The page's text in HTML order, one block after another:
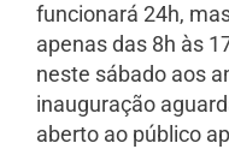
funcionará 24h,
apenas das 8h às
neste sábado aos
inauguração
aberto ao público